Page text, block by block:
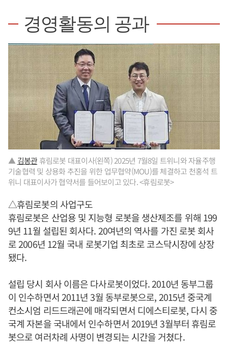
경영활동의 공과
▲ 김봉관휴림로봇 대표이사(왼쪽) 2025년 7월8일 트위니와 자율주행
기술협력 및 상용화 추진을 위한 업무협약(MOU)를 체결하고 천홍석 트
위니 대표이사가 협약서를 들어보이고 있다. <휴림로봇>
△휴림로봇의 사업구도
휴림로봇은 산업용 및 지능형 로봇을 생산제조를 위해 199
9년 11월 설립된 회사다. 20여년의 역사를 가진 로봇 회사
로 2006년 12월 국내 로봇기업 최초로 코스닥시장에 상장
됐다.
설립 당시 회사 이름은 다사로봇이었다. 2010년 동부그룹
이 인수하면서 2011년 3월 동부로봇으로, 2015년 중국계
컨소시엄 리드드래곤에 매각되면서 디에스티로봇, 다시 중
국계 자본을 국내에서 인수하면서 2019년 3월부터 휴림로
봇으로 여러차례 사명이 변경되는 시간을 거쳤다.